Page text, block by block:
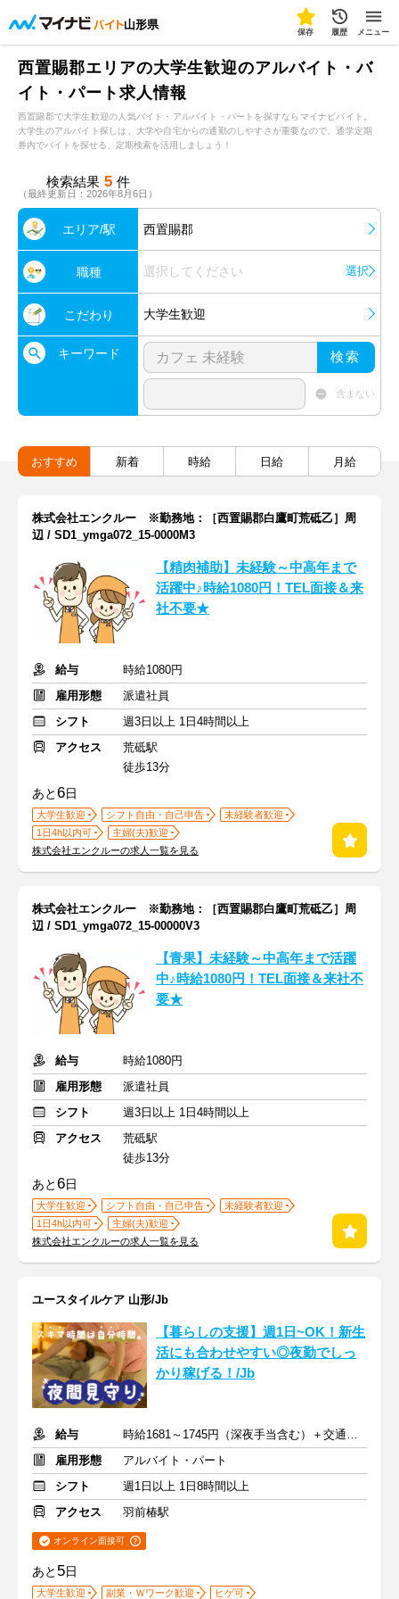
山形県
保存 履歴 メニュー
西置賜郡エリアの大学生歓迎のアルバイト・バ
イト・パート求人情報
西置賜郡で大学生歓迎の人気バイト・アルバイト・パートを探すならマイナビバイト。
大学生のアルバイト探しは、大学や自宅からの通勤のしやすさが重要なので、通学定期
券内でバイトを探せる、定期検索を活用しましょう！
検索結果 5 件
（最終更新日：2026年8月6日）
エリア/駅 西置賜郡
職種 選択してください 選択
こだわり 大学生歓迎
キーワード 検索
含まない
おすすめ 新着 時給 日給 月給
株式会社エンクルー ※勤務地：［西置賜郡白鷹町荒砥乙］周
辺 / SD1_ymga072_15-0000M3
【精肉補助】未経験～中高年まで
活躍中♪時給1080円！TEL面接＆来
社不要★
給与
時給1080円
雇用形態
派遣社員
シフト
週3日以上 1日4時間以上
アクセス
荒砥駅
徒歩13分
あと6日
大学生歓迎 シフト自由・自己申告
未経験者歓迎
1日4h以内可
主婦(夫)歓迎
株式会社エンクルーの求人一覧を見る
株式会社エンクルー ※勤務地：［西置賜郡白鷹町荒砥乙］周
辺 / SD1_ymga072_15-00000V3
【青果】未経験～中高年まで活躍
中♪時給1080円！TEL面接＆来社不
要★
給与
時給1080円
雇用形態
派遣社員
シフト
週3日以上 1日4時間以上
アクセス
荒砥駅
徒歩13分
あと6日
大学生歓迎 シフト自由・自己申告
未経験者歓迎
1日4h以内可
主婦(夫)歓迎
株式会社エンクルーの求人一覧を見る
ユースタイルケア 山形/Jb
【暮らしの支援】週1日~OK！新生
活にも合わせやすい◎夜勤でしっ
かり稼げる！/Jb
給与
時給1681～1745円（深夜手当含む）＋交通費支給
雇用形態
アルバイト・パート
シフト
週1日以上 1日8時間以上
アクセス
羽前椿駅
オンライン面接可
あと 5日
大学生歓迎 副業・Ｗワーク歓迎 ヒゲ可